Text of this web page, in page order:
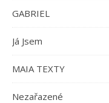
GABRIEL
Já Jsem
MAIA TEXTY
Nezařazené